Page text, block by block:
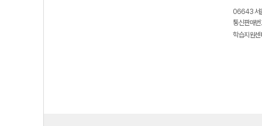
06643 서
통신판매
학습지원